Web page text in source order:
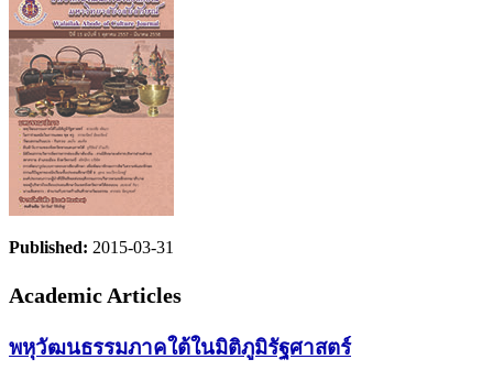
Published: 2015-03-31
Academic Articles
พหุวัฒนธรรมภาคใต้ในมิติภูมิรัฐศาสตร์